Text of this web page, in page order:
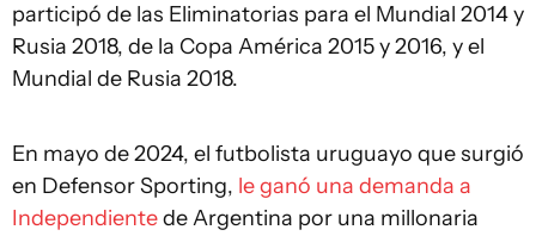
participó de las Eliminatorias para el Mundial 2014 y
Rusia 2018, de la Copa América 2015 y 2016, y el
Mundial de Rusia 2018.
En mayo de 2024, el futbolista uruguayo que surgió
en Defensor Sporting, le ganó una demanda a
Independientede Argentina por una millonaria